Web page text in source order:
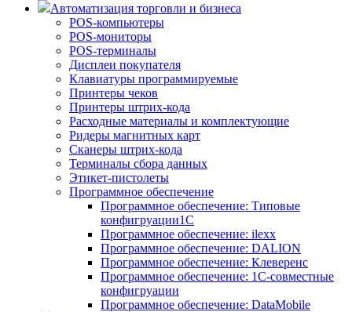
Автоматизация торговли и бизнеса
POS-компьютеры
POS-мониторы
POS-терминалы
Дисплеи покупателя
Клавиатуры программируемые
Принтеры чеков
Принтеры штрих-кода
Расходные материалы и комплектующие
Ридеры магнитных карт
Сканеры штрих-кода
Терминалы сбора данных
Этикет-пистолеты
Программное обеспечение
Программное обеспечение: Типовые
конфигруации1С
Программное обеспечение: ilexx
Программное обеспечение: DALION
Программное обеспечение: Клеверенс
Программное обеспечение: 1С-совместные
конфигруации
Программное обеспечение: DataMobile